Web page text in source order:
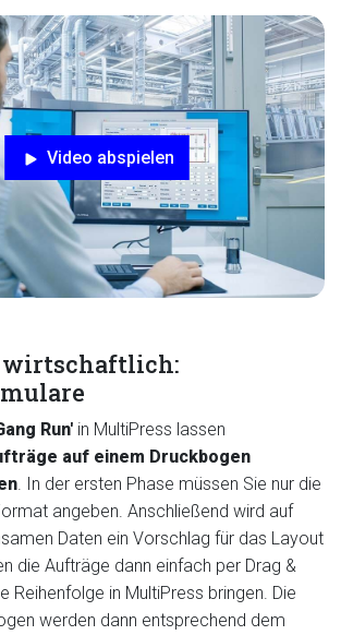
wirtschaftlich:
Run' in MultiPress lassen
auf einem Druckbogen
. In der ersten Phase müssen Sie nur die
angeben. Anschließend wird auf
Daten ein Vorschlag für das Layout
die Aufträge dann einfach per Drag &
Reihenfolge in MultiPress bringen. Die
werden dann entsprechend dem
Video abspielen